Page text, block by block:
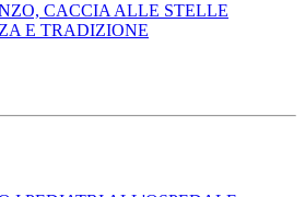
CACCIA ALLE STELLE
E TRADIZIONE